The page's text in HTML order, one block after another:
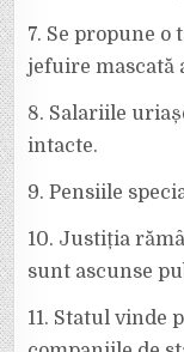
7. Se propune o
jefuire mascată
8. Salariile
intacte.
9. Pensiile
10. Justiția
sunt ascunse
11. Statul vinde